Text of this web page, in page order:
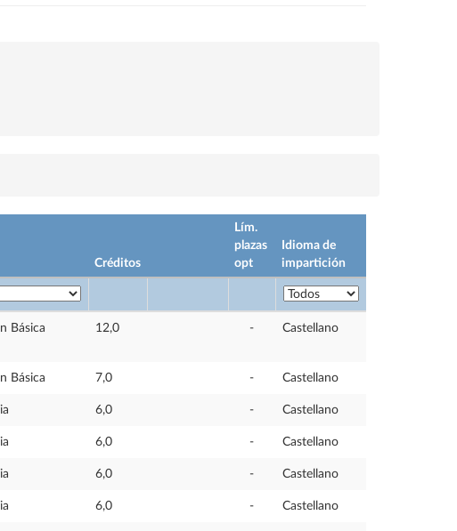
Créditos
Lím.
plazas
opt
Idioma de
impartición
Básica 12,0 - Castellano
Básica 7,0 - Castellano
6,0 - Castellano
6,0 - Castellano
6,0 - Castellano
6,0 - Castellano